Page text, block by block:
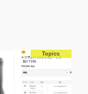
Topics